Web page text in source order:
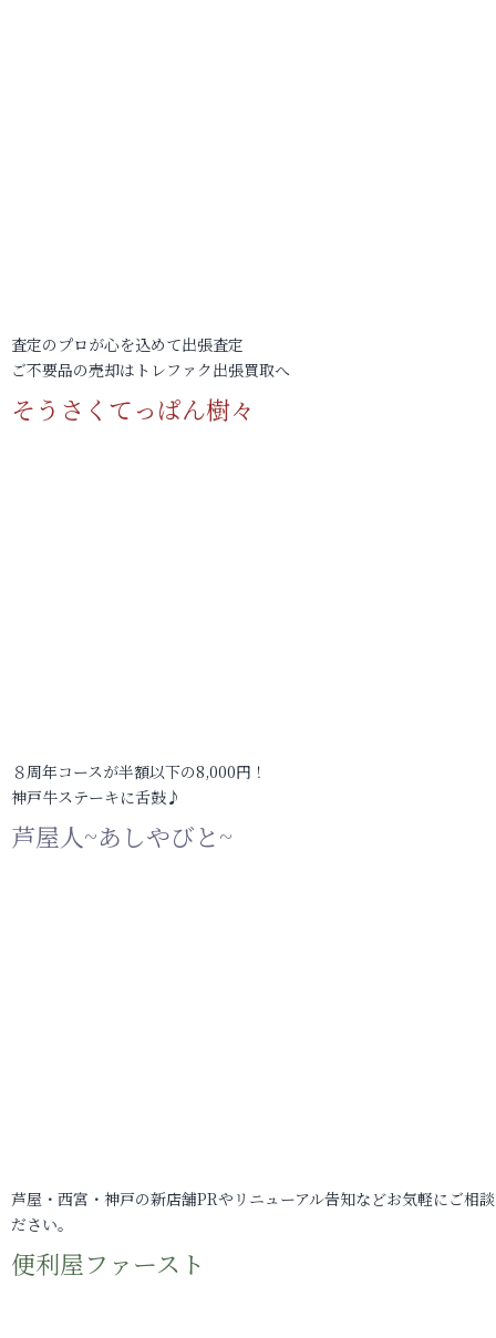
査定のプロが心を込めて出張査定
ご不要品の売却はトレファク出張買取へ
そうさくてっぱん樹々
８周年コースが半額以下の8,000円！
神戸牛ステーキに舌鼓♪
芦屋人~あしやびと~
芦屋・西宮・神戸の新店舗PRやリニューアル告知などお気軽にご相
ださい。
便利屋ファースト